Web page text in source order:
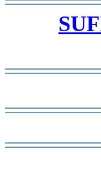
-
-
-
-